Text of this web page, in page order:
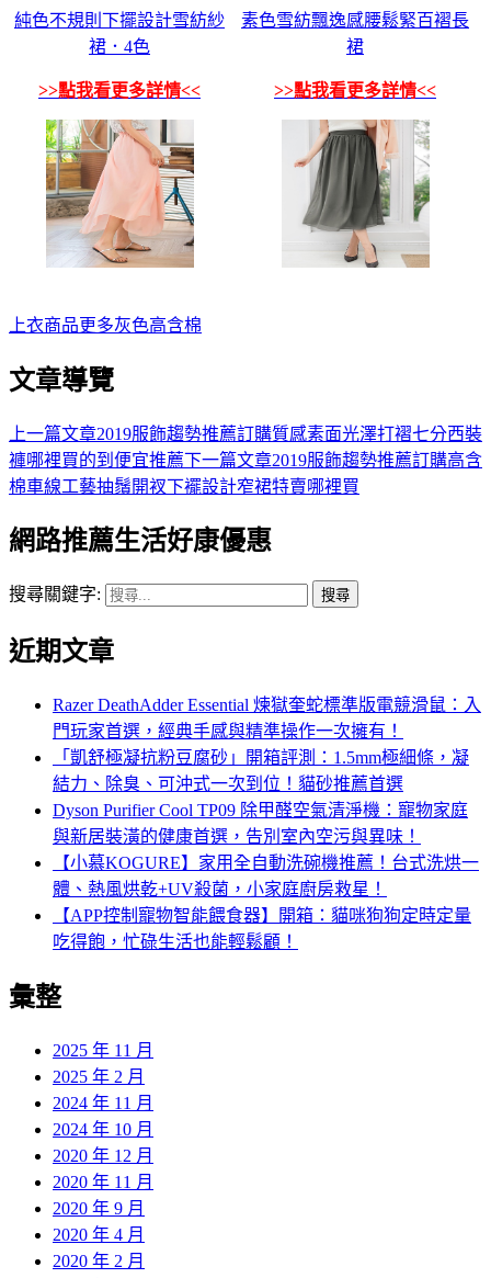
純色不規則下擺設計雪紡紗
裙．4色
>>點我看更多詳情<<
素色雪紡飄逸感腰鬆緊百褶長
裙
>>點我看更多詳情<<
上衣商品更多灰色高含棉
文章導覽
上一篇文章2019服飾趨勢推薦訂購質感素面光澤打褶七分西裝
褲哪裡買的到便宜推薦下一篇文章2019服飾趨勢推薦訂購高含
棉車線工藝抽鬚開衩下襬設計窄裙特賣哪裡買
網路推薦生活好康優惠
搜尋關鍵字:
近期文章
Razer DeathAdder Essential 煉獄奎蛇標準版電競滑鼠：入
門玩家首選，經典手感與精準操作一次擁有！
「凱舒極凝抗粉豆腐砂」開箱評測：1.5mm極細條，凝
結力、除臭、可沖式一次到位！貓砂推薦首選
Dyson Purifier Cool TP09 除甲醛空氣清淨機：寵物家庭
與新居裝潢的健康首選，告別室內空污與異味！
【小慕KOGURE】家用全自動洗碗機推薦！台式洗烘一
體、熱風烘乾+UV殺菌，小家庭廚房救星！
【APP控制寵物智能餵食器】開箱：貓咪狗狗定時定量
吃得飽，忙碌生活也能輕鬆顧！
彙整
2025 年 11 月
2025 年 2 月
2024 年 11 月
2024 年 10 月
2020 年 12 月
2020 年 11 月
2020 年 9 月
2020 年 4 月
2020 年 2 月